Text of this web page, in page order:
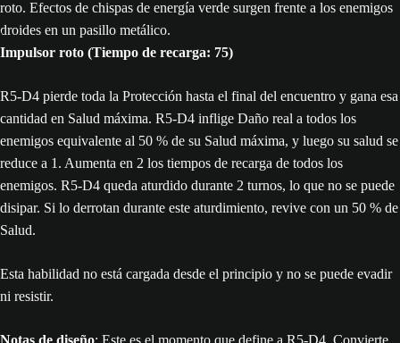
Impulsor roto (Tiempo de recarga: 75)
R5-D4 pierde toda la Protección hasta el final del encuentro y gana esa
cantidad en Salud máxima. R5-D4 inflige Daño real a todos los
enemigos equivalente al 50 % de su Salud máxima, y luego su salud se
reduce a 1. Aumenta en 2 los tiempos de recarga de todos los
enemigos. R5-D4 queda aturdido durante 2 turnos, lo que no se puede
disipar. Si lo derrotan durante este aturdimiento, revive con un 50 % de
Salud.
Esta habilidad no está cargada desde el principio y no se puede evadir
ni resistir.
Notas de diseño: Este es el momento que define a R5-D4. Convierte